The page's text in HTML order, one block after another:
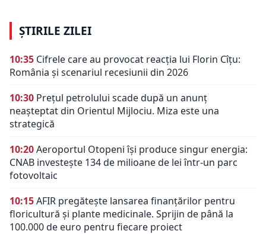
ȘTIRILE ZILEI
10:35 Cifrele care au provocat reacția lui Florin Cîțu:
România și scenariul recesiunii din 2026
10:30 Prețul petrolului scade după un anunț
neașteptat din Orientul Mijlociu. Miza este una
strategică
10:20Aeroportul Otopeni își produce singur energia:
CNAB investește 134 de milioane de lei într-un parc
fotovoltaic
10:15AFIR pregătește lansarea finanțărilor pentru
floricultură și plante medicinale. Sprijin de până la
100.000 de euro pentru fiecare proiect